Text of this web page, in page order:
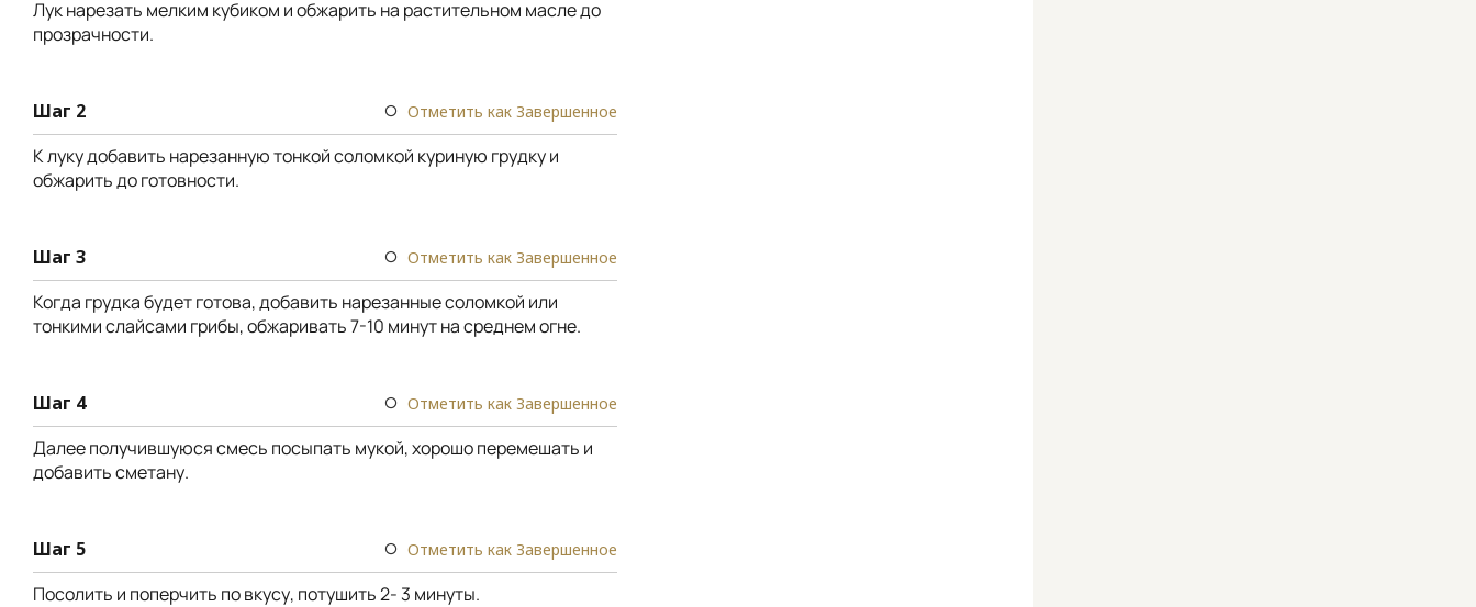
Лук нарезать мелким кубиком и обжарить на растительном масле до
прозрачности.
Шаг 2 Отметить как Завершенное
К луку добавить нарезанную тонкой соломкой куриную грудку и
обжарить до готовности.
Шаг 3 Отметить как Завершенное
Когда грудка будет готова, добавить нарезанные соломкой или
тонкими слайсами грибы, обжаривать 7-10 минут на среднем огне.
Шаг 4 Отметить как Завершенное
Далее получившуюся смесь посыпать мукой, хорошо перемешать и
добавить сметану.
Шаг 5 Отметить как Завершенное
Посолить и поперчить по вкусу, потушить 2- 3 минуты.